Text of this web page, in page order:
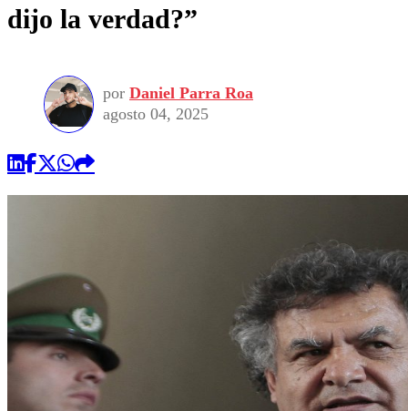
dijo la verdad?”
por Daniel Parra Roa
agosto 04, 2025